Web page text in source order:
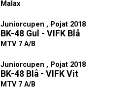
Malax
Juniorcupen , Pojat 2018
BK-48 Gul - VIFK Blå
MTV 7 A/B
Juniorcupen , Pojat 2018
BK-48 Blå - VIFK Vit
MTV 7 A/B